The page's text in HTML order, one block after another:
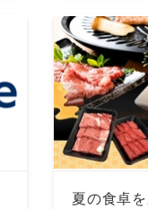
夏の食卓